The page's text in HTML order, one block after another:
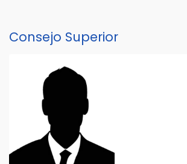
Consejo Superior